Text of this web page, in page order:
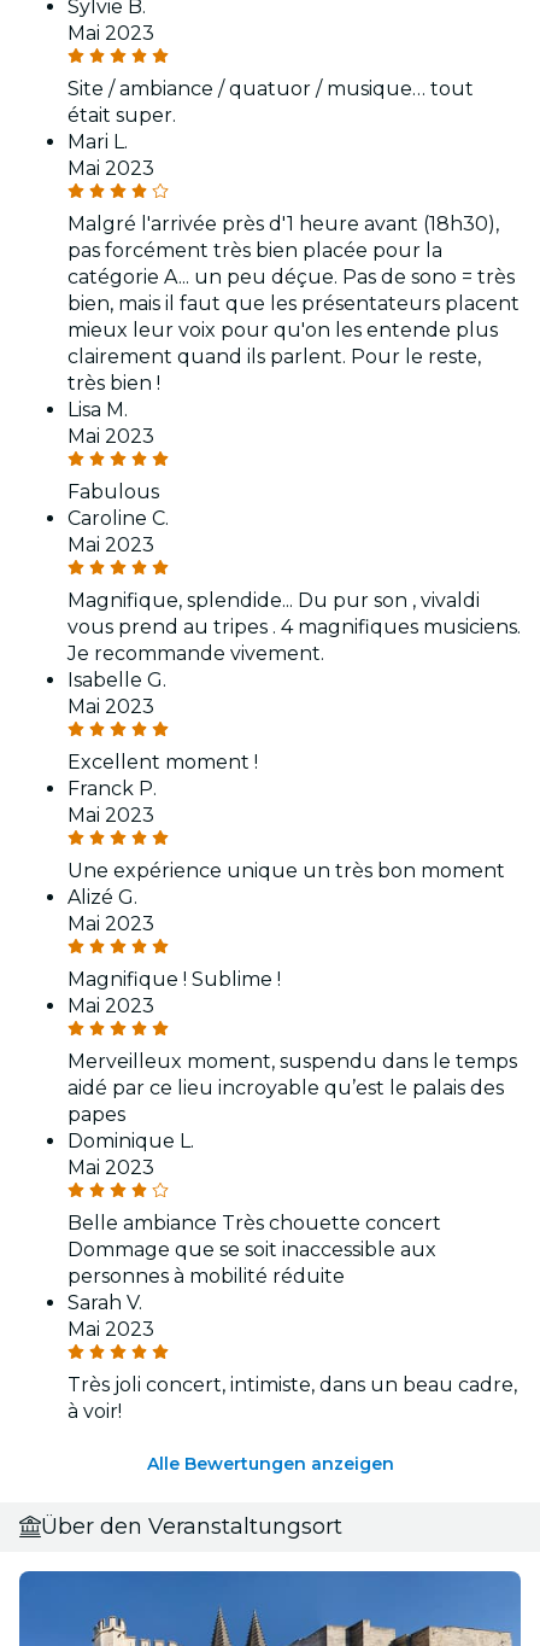
Sylvie B.
Mai 2023
Site / ambiance / quatuor / musique… tout
était super.
Mari L.
Mai 2023
Malgré l'arrivée près d'1 heure avant (18h30),
pas forcément très bien placée pour la
catégorie A... un peu déçue. Pas de sono = très
bien, mais il faut que les présentateurs placent
mieux leur voix pour qu'on les entende plus
clairement quand ils parlent. Pour le reste,
très bien !
Lisa M.
Mai 2023
Fabulous
Caroline C.
Mai 2023
Magnifique, splendide... Du pur son , vivaldi
vous prend au tripes . 4 magnifiques musiciens.
Je recommande vivement.
Isabelle G.
Mai 2023
Excellent moment !
Franck P.
Mai 2023
Une expérience unique un très bon moment
Alizé G.
Mai 2023
Magnifique ! Sublime !
Mai 2023
Merveilleux moment, suspendu dans le temps
aidé par ce lieu incroyable qu’est le palais des
papes
Dominique L.
Mai 2023
Belle ambiance Très chouette concert
Dommage que se soit inaccessible aux
personnes à mobilité réduite
Sarah V.
Mai 2023
Très joli concert, intimiste, dans un beau cadre,
à voir!
Alle Bewertungen anzeigen
Über den Veranstaltungsort